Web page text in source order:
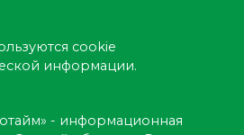
cookie
информации.
- информационная